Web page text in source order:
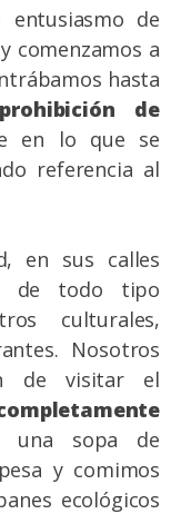
entusiasmo de
comenzamos a
hasta
prohibición de
en lo que se
referencia al
en sus calles
de todo tipo
culturales,
Nosotros
de visitar el
una sopa de
y comimos
ecológicos